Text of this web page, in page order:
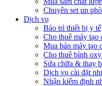
Chuyên set up
Dịch vụ
Bảo trì thiết bị y tế
Cho thuê máy tạo
Mua bán máy tạo
Cho thuê bình
Sửa chữa & thay
Dịch vụ cài đặt
Nhận kiểm định